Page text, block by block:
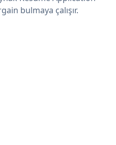
bulmaya çalışır.